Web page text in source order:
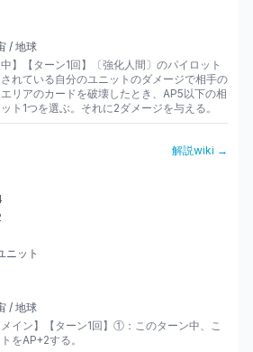
/ 地球
中】【ターン1回】〔強化人間〕のパイロット
れている自分のユニットのダメージで相手の
リアのカードを破壊したとき、AP5以下の相
ト1つを選ぶ。それに2ダメージを与える。
解説wiki →
ニット
/ 地球
メイン】【ターン1回】①：このターン中、こ
をAP+2する。